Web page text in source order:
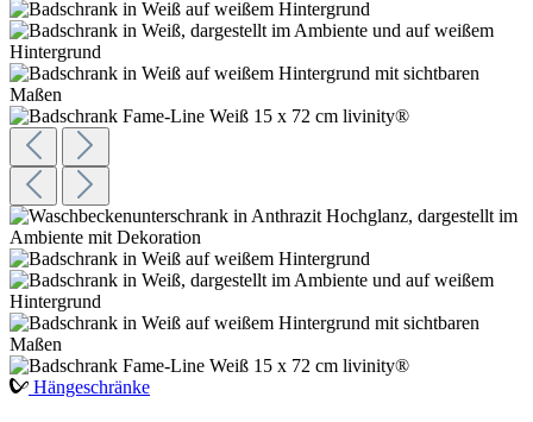
Hängeschränke